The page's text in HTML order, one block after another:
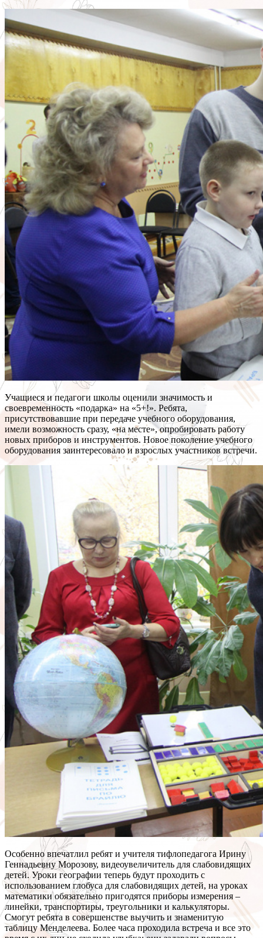
Учащиеся и педагоги школы оценили значимость и
своевременность «подарка» на «5+!». Ребята,
присутствовавшие при передаче учебного оборудования,
имели возможность сразу, «на месте», опробировать работу
новых приборов и инструментов. Новое поколение учебного
оборудования заинтересовало и взрослых участников встречи.
Особенно впечатлил ребят и учителя тифлопедагога Ирину
Геннадьевну Морозову, видеоувеличитель для слабовидящих
детей. Уроки географии теперь будут проходить с
использованием глобуса для слабовидящих детей, на уроках
математики обязательно пригодятся приборы измерения –
линейки, транспортиры, треугольники и калькуляторы.
Смогут ребята в совершенстве выучить и знаменитую
таблицу Менделеева. Более часа проходила встреча и все это